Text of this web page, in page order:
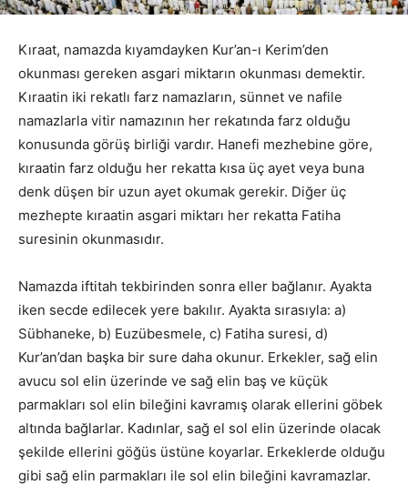
Kıraat, namazda kıyamdayken Kur’an-ı Kerim’den
okunması gereken asgari miktarın okunması demektir.
Kıraatin iki rekatlı farz namazların, sünnet ve nafile
namazlarla vitir namazının her rekatında farz olduğu
konusunda görüş birliği vardır. Hanefi mezhebine göre,
kıraatin farz olduğu her rekatta kısa üç ayet veya buna
denk düşen bir uzun ayet okumak gerekir. Diğer üç
mezhepte kıraatin asgari miktarı her rekatta Fatiha
suresinin okunmasıdır.
Namazda iftitah tekbirinden sonra eller bağlanır. Ayakta
iken secde edilecek yere bakılır. Ayakta sırasıyla: a)
Sübhaneke, b) Euzübesmele, c) Fatiha suresi, d)
Kur’an’dan başka bir sure daha okunur. Erkekler, sağ elin
avucu sol elin üzerinde ve sağ elin baş ve küçük
parmakları sol elin bileğini kavramış olarak ellerini göbek
altında bağlarlar. Kadınlar, sağ el sol elin üzerinde olacak
şekilde ellerini göğüs üstüne koyarlar. Erkeklerde olduğu
gibi sağ elin parmakları ile sol elin bileğini kavramazlar.